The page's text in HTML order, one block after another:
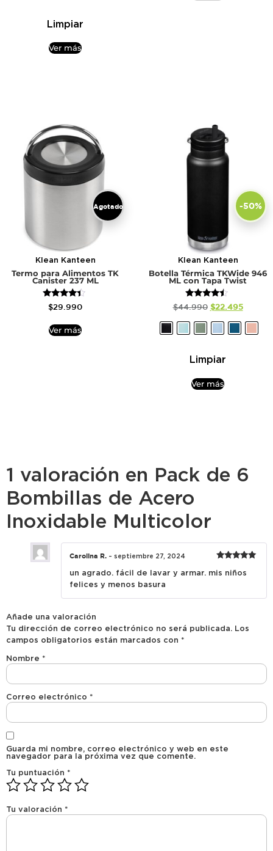
Limpiar
Ver más
Agotado
Klean Kanteen
Termo para Alimentos TK
Canister 237 ML
Valorado
con
de 5
$29.990
Ver más
-50%
Klean Kanteen
Botella Térmica TKWide 946
ML con Tapa Twist
Valorado
con
4.25
$44.990 $22.495
Limpiar
Ver más
1 valoración en Pack de 6
Bombillas de Acero
Inoxidable Multicolor
con5de 5
Carolina R. – septiembre 27, 2024
un agrado. fácil de lavar y armar. mis niños
felices y menos basura
Añade una valoración
Tu dirección de correo electrónico no será publicada. Los
campos obligatorios están marcados con *
Nombre *
Correo electrónico *
Guarda mi nombre, correo electrónico y web en este
navegador para la próxima vez que comente.
Tu puntuación *
Tu valoración *